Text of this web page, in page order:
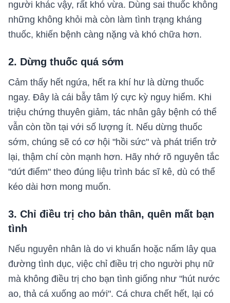
người khác vậy, rất khó vừa. Dùng sai thuốc không
những không khỏi mà còn làm tình trạng kháng
thuốc, khiến bệnh càng nặng và khó chữa hơn.
2. Dừng thuốc quá sớm
Cảm thấy hết ngứa, hết ra khí hư là dừng thuốc
ngay. Đây là cái bẫy tâm lý cực kỳ nguy hiểm. Khi
triệu chứng thuyên giảm, tác nhân gây bệnh có thể
vẫn còn tồn tại với số lượng ít. Nếu dừng thuốc
sớm, chúng sẽ có cơ hội "hồi sức" và phát triển trở
lại, thậm chí còn mạnh hơn. Hãy nhớ rõ nguyên tắc
"dứt điểm" theo đúng liệu trình bác sĩ kê, dù có thể
kéo dài hơn mong muốn.
3. Chỉ điều trị cho bản thân, quên mất bạn
tình
Nếu nguyên nhân là do vi khuẩn hoặc nấm lây qua
đường tình dục, việc chỉ điều trị cho người phụ nữ
mà không điều trị cho bạn tình giống như "hút nước
ao, thả cá xuống ao mới". Cá chưa chết hết, lại có